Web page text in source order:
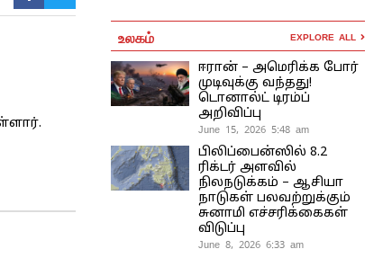
உலகம் EXPLORE ALL
ஈரான் – அமெரிக்க போர்
முடிவுக்கு வந்தது!
டொனால்ட் டிரம்ப்
அறிவிப்பு
June 15, 2026 5:48 am
பிலிப்பைன்ஸில் 8.2
ரிக்டர் அளவில்
நிலநடுக்கம் – ஆசியா
நாடுகள் பலவற்றுக்கும்
சுனாமி எச்சரிக்கைகள்
விடுப்பு
June 8, 2026 6:33 am